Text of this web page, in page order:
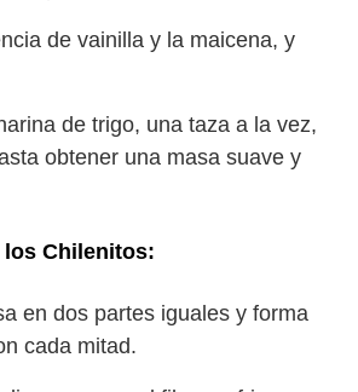
de vainilla y la maicena, y
de trigo, una taza a la vez,
obtener una masa suave y
los Chilenitos:
en dos partes iguales y forma
cada mitad.